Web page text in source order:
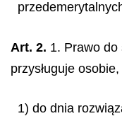
Art. 2. 1. Prawo
przysługuje
1) do dnia